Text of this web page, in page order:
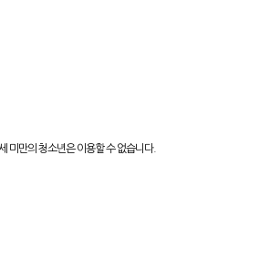
미만의 청소년은 이용할 수 없습니다.